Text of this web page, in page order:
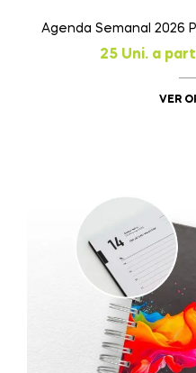
Agenda Semanal 2026
25 Uni. a
VER